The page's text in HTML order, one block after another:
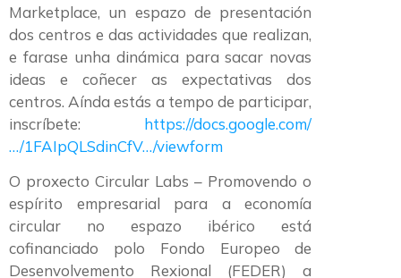
Marketplace, un espazo de presentación
dos centros e das actividades que realizan,
e farase unha dinámica para sacar novas
ideas e coñecer as expectativas dos
centros. Aínda estás a tempo de participar,
inscríbete: https://docs.google.com/
…/1FAIpQLSdinCfV…/viewform
O proxecto Circular Labs – Promovendo o
espírito empresarial para a economía
circular no espazo ibérico está
cofinanciado polo Fondo Europeo de
Desenvolvemento Rexional (FEDER) a